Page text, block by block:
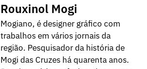
Rouxinol Mogi
Mogiano, é designer gráfico com
trabalhos em vários jornais da
região. Pesquisador da história de
Mogi das Cruzes há quarenta anos.